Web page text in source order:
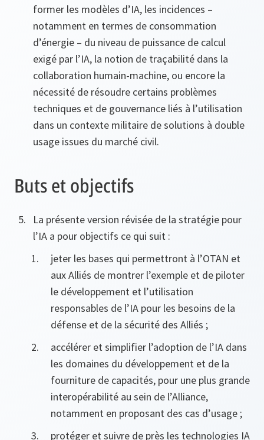
former les modèles d’IA, les incidences –
notamment en termes de consommation
d’énergie – du niveau de puissance de calcul
exigé par l’IA, la notion de traçabilité dans la
collaboration humain-machine, ou encore la
nécessité de résoudre certains problèmes
techniques et de gouvernance liés à l’utilisation
dans un contexte militaire de solutions à double
usage issues du marché civil.
Buts et objectifs
La présente version révisée de la stratégie pour
l’IA a pour objectifs ce qui suit :
jeter les bases qui permettront à l’OTAN et
aux Alliés de montrer l’exemple et de piloter
le développement et l’utilisation
responsables de l’IA pour les besoins de la
défense et de la sécurité des Alliés ;
accélérer et simplifier l’adoption de l’IA dans
les domaines du développement et de la
fourniture de capacités, pour une plus grande
interopérabilité au sein de l’Alliance,
notamment en proposant des cas d’usage ;
protéger et suivre de près les technologies IA